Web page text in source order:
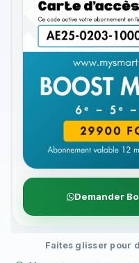
Demander
Faites glisser pour